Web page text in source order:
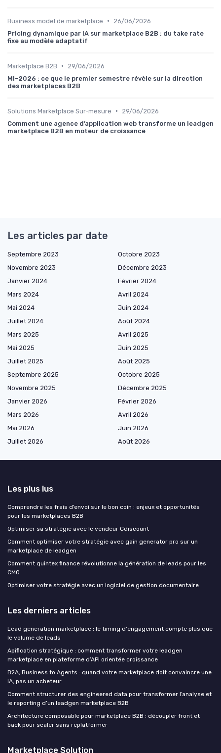
Business model de marketplace •
26/06/2026
Pricing dynamique par IA sur marketplace B2B : du take rate
fixe au modèle adaptatif
Marketplace B2B •
29/06/2026
Mi-2026 : ce que le premier semestre révèle sur la direction
des marketplaces B2B
Solutions Marketplace Sur-mesure •
29/06/2026
Comment une agence d’application web transforme un leadgen
marketplace B2B en moteur de croissance
Les articles par date
Septembre 2023
Octobre 2023
Novembre 2023
Décembre 2023
Janvier 2024
Février 2024
Mars 2024
Avril 2024
Mai 2024
Juin 2024
Juillet 2024
Août 2024
Mars 2025
Avril 2025
Mai 2025
Juin 2025
Juillet 2025
Août 2025
Septembre 2025
Octobre 2025
Novembre 2025
Décembre 2025
Janvier 2026
Février 2026
Mars 2026
Avril 2026
Mai 2026
Juin 2026
Juillet 2026
Août 2026
Les plus lus
Comprendre les frais d’envoi sur le bon coin : enjeux et opportunités
pour les marketplaces B2B
Optimiser sa stratégie avec le vendeur Cdiscount
Comment optimiser votre stratégie avec gain generator pro sur un
marketplace de leadgen
Comment quintex finance révolutionne la génération de leads pour les
CMO
Optimiser votre stratégie avec un logiciel de gestion documentaire
Les derniers articles
Lead generation marketplace : le timing d'engagement compte plus que
le volume de leads
Apification stratégique : comment transformer votre leadgen
marketplace en plateforme d’API orientée croissance
B2A, Business to Agents : quand votre marketplace doit convaincre une
IA, pas un acheteur
Comment structurer des engineered data pour transformer l’analyse et
le reporting d’un leadgen marketplace B2B
Architecture composable pour marketplace B2B : découpler front et
back pour scaler sans replatformer
Marketplace Solution